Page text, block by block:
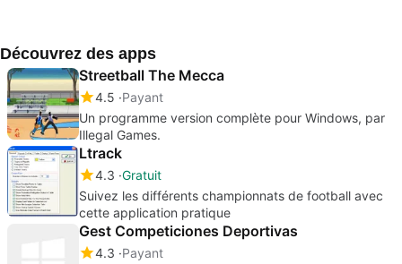
Découvrez des apps
Streetball The Mecca
4.5 Payant
Un programme version complète pour Windows, par
Illegal Games.
Ltrack
4.3 Gratuit
Suivez les différents championnats de football avec
cette application pratique
Gest Competiciones Deportivas
4.3 Payant